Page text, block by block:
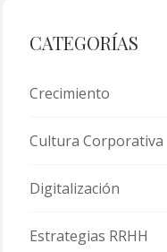
CATEGORÍAS
Crecimiento
Cultura Corporativa
Digitalización
Estrategias RRHH